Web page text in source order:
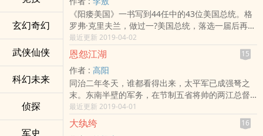
玄幻奇幻
武侠仙侠
科幻未来
侦探
军史
为臣。就此，杨瑾真正的命运之轮开始转动，将他
拖进一系列云波诡谲的事件中……
魔物大军进逼边关、咸阳惊现变异生物、铸造场遭
受神秘袭击，徐福和韩羽露出真面目：法术通神的
方士竟是妄图颠覆秦国的异界来客；秦皇礼待的奇
人也是随天外飞船而落的非人类……
隐藏在十二金人背后的真相逐渐显露，秦国的祸乱
如何消弭？杨瑾从韩羽那里承袭的考验究竟是什
么？他如何面这场天选？又有着怎样的，属于自己
的天命？
八幡宫前深深荒草中，隐藏着武家数百年的荣耀，
吉良家的少年，却被迫踏上追赶时代的步伐，走上
一条与历史截然不同的道路。
下克上、背叛者的下场只有灭亡，一切幻想将在滚
滚铁骑下化为灰烬，源氏栋梁家将在白旗下浴火重
生。
《阳痿美国》一书写到44任中的43位美国总统。格
罗弗·克里夫兰，做过一?美国总统，落选一届后再度
竞选成功。全书骂美国总统，“世界末日”、“末日审
判”，“是批判美帝的”。 李敖说：“美国做了很多坏
事，但美国的媒体、电影很强势，把美国做的坏事
冲淡了，让人们都淡忘了，虽然它做了不少坏事，
但人们还是喜欢美国，希望自己过美国那样的生
活。中国人真要过美国人的生活，每个家庭拥有两
辆轿车，这能行吗？一旦全世界都以美国为标准，
都像美国那样生活，那样快速消耗资源，就会消耗
三个地球的资源，就必须多排掉九个地球的污染。?
最近更新 2019-04-02
恩怨江湖 15
作者 : 高阳
同治二年冬天，谁都看得出来，太平军已成强弩之
末。东南半壁的军务，在节制五省将帅的两江总督
曾国藩主持之下，李鸿章“用沪平吴”，以上海为基
地，光复了苏州、无锡，向常州进兵；左宗棠经营
浙江，自浙西节节往前推进，已经迫近杭州；曾国
最近更新 2019-04-01
大纨绔 16